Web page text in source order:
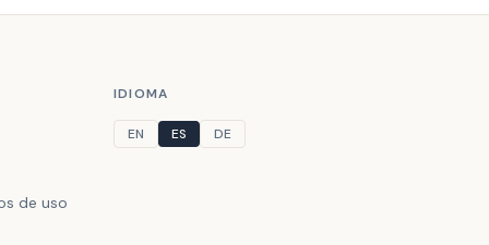
de uso
IDIOMA
EN ES DE